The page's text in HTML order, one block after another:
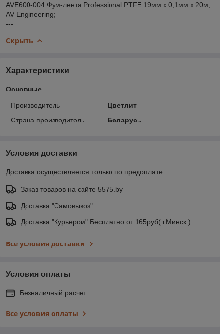
AVE600-004 Фум-лента Professional PTFE 19мм х 0,1мм х 20м,
AV Engineering;
---
Скрыть
Характеристики
Основные
Производитель
Цветлит
Страна производитель
Беларусь
Условия доставки
Доставка осуществляется только по предоплате.
Заказ товаров на сайте 5575.by
Доставка "Самовывоз"
Доставка "Курьером" Бесплатно от 165руб( г.Минск:)
Все условия доставки
Условия оплаты
Безналичный расчет
Все условия оплаты